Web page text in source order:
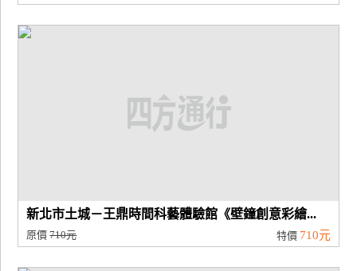
新北市土城－王鼎時間科藝體驗館《壁鐘創意彩繪...
原價710元 特價 710元